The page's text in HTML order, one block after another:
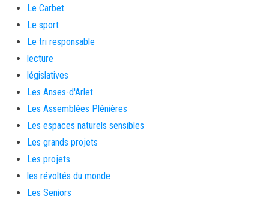
Le Carbet
Le sport
Le tri responsable
lecture
législatives
Les Anses-d'Arlet
Les Assemblées Plénières
Les espaces naturels sensibles
Les grands projets
Les projets
les révoltés du monde
Les Seniors